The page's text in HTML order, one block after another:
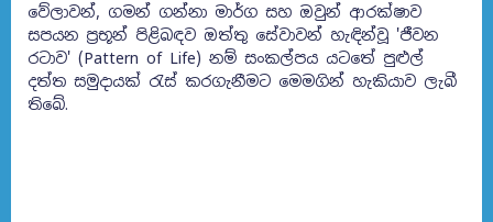
වේලාවන්, ගමන් ගන්නා මාර්ග සහ ඔවුන් ආරක්ෂාව
සපයන ප්‍රභූන් පිළිබඳව ඔත්තු සේවාවන් හැඳින්වූ 'ජීවන
රටාව' (Pattern of Life) නම් සංකල්පය යටතේ පුළුල්
දත්ත සමුදායක් රැස් කරගැනීමට මෙමගින් හැකියාව ලැබී
තිබේ.